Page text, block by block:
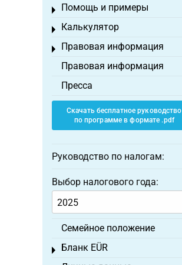
Помощь и примеры
Toggle menu
Калькулятор
Toggle menu
Правовая информация
Toggle menu
Правовая информация
Пресса
Скачать бесплатное руководство
по программе в формате .pdf
Руководство по налогам:
Выбор налогового года:
Семейное положение
Бланк EÜR
Toggle menu